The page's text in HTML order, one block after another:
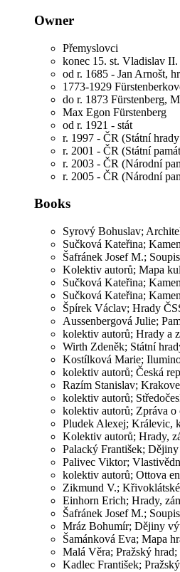
Owner
Přemyslovci
konec 15. st. Vladislav II.
od r. 1685 - Jan Arnošt,
1773-1929
do r. 1873 Fürstenberg,
Max Egon Fürstenberg
od r. 1921 - stát
r. 1997 - ČR (Státní
r. 2001 - ČR (Státní
r. 2003 - ČR (Národní
r. 2005 - ČR (Národní
Books
Syrový Bohuslav;
Sučková Kateřina;
Šafránek Josef M.;
Kolektiv autorů; Mapa
Sučková Kateřina;
Sučková Kateřina;
Špírek Václav; Hrady
Aussenbergová Julie;
kolektiv autorů; Hrady a
Wirth Zdeněk; Státní
Kostílková Marie;
kolektiv autorů; Česká
Razím Stanislav;
kolektiv autorů;
kolektiv autorů; Zpráva o
Pludek Alexej; Králevic,
Kolektiv autorů; Hrady,
Palacký František;
Palivec Viktor;
kolektiv autorů; Ottova
Zikmund V.;
Einhorn Erich; Hrady,
Šafránek Josef M.;
Mráz Bohumír; Dějiny
Šamánková Eva; Mapa
Malá Věra; Pražský
Kadlec František;